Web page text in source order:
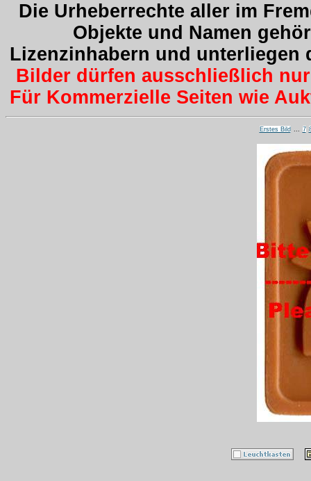
Die Urheberrechte aller im
Objekte und Namen
Lizenzinhabern und unterliegen
Bilder dürfen ausschließlich
Für Kommerzielle Seiten wie
Erstes Bild 7